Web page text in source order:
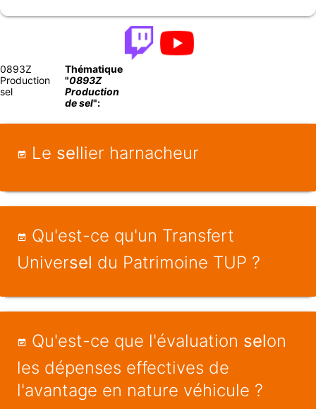
0893Z
Production
sel
Thématique
"0893Z
Production
de sel":
Le sellier harnacheur
Qu'est-ce qu'un Transfert
Universel du Patrimoine TUP ?
Qu'est-ce que l'évaluation selon
les dépenses effectives de
l'avantage en nature véhicule ?